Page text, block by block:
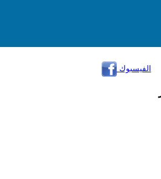
الفيسبوك